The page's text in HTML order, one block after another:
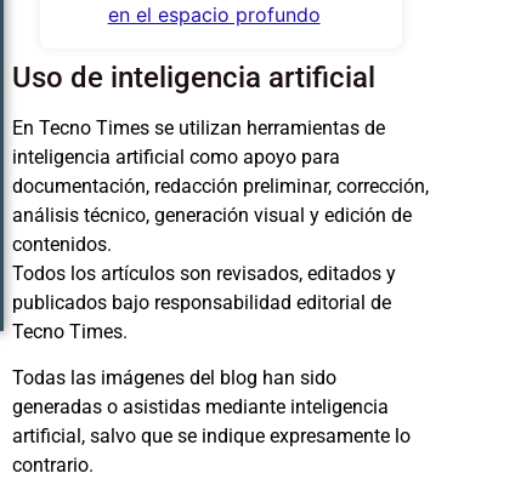
en el espacio profundo
Uso de inteligencia artificial
En Tecno Times se utilizan herramientas de
inteligencia artificial como apoyo para
documentación, redacción preliminar, corrección,
análisis técnico, generación visual y edición de
contenidos.
Todos los artículos son revisados, editados y
publicados bajo responsabilidad editorial de
Tecno Times.
Todas las imágenes del blog han sido
generadas o asistidas mediante inteligencia
artificial, salvo que se indique expresamente lo
contrario.